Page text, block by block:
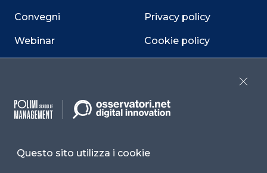
Convegni
Webinar
Privacy policy
Cookie policy
accessibilità
Questo sito utilizza i cookie